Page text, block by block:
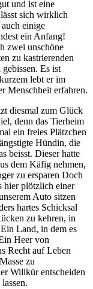
und ist eine
sich wirklich
einige
ein Anfang!
zwei unschöne
zu kastrierenden
Es ist
lebt er im
Menschheit erfahren.
diesmal zum Glück
denn das Tierheim
ein freies Plätzchen
Hündin, die
beisst. Dieser hatte
dem Käfig nehmen,
zu ersparen Doch
hier plötzlich einer
Auto sitzen
hartes Schicksal
zu kehren, in
Land, in dem es
Heer von
Recht auf Leben
zu
Willkür entscheiden